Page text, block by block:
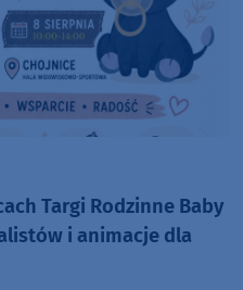
Targi Rodzinne Baby
i animacje dla